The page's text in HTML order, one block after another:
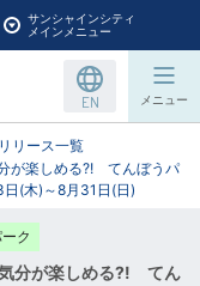
サンシャインシティ
メインメニュー
EN メニュー
リース一覧
が楽しめる?! てんぼうパ
(木)～8月31日(日)
ク
気分が楽しめる?! てん